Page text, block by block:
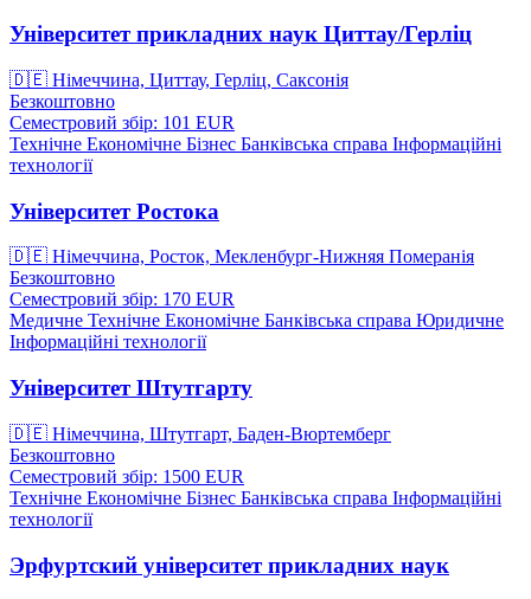
Університет прикладних наук Циттау/Герліц
🇩🇪 Німеччина, Циттау, Герліц, Саксонія
Безкоштовно
Семестровий збір: 101 EUR
Технічне Економічне Бізнес Банківська справа Інформаційні
технології
Університет Ростока
🇩🇪 Німеччина, Росток, Мекленбург-Нижняя Померанія
Безкоштовно
Семестровий збір: 170 EUR
Медичне Технічне Економічне Банківська справа Юридичне
Інформаційні технології
Університет Штутгарту
🇩🇪 Німеччина, Штутгарт, Баден-Вюртемберг
Безкоштовно
Семестровий збір: 1500 EUR
Технічне Економічне Бізнес Банківська справа Інформаційні
технології
Эрфуртский університет прикладних наук